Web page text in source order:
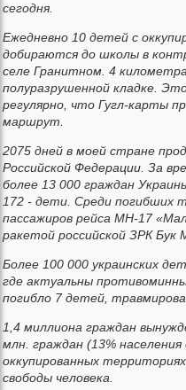
сегодня.
Ежедневно 10 детей с
добираются до школы в
селе Гранитном. 4
полуразрушенной кладке.
регулярно, что Гугл-карты
маршрут.
2075 дней в моей стране
Российской Федерации. За
более 13 000 граждан
172 - дети. Среди погибших
пассажиров рейса МН-17
ракетой российской ЗРК Бук
Более 100 000 украинских
где актуальны
погибло 7 детей,
1,4 миллиона граждан
млн. граждан (13%
оккупированных
свободы человека.